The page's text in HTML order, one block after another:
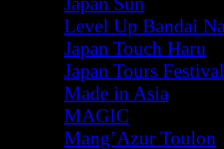
Level Up Bandai
Japan Touch Haru
Japan Tours Festival
Made in Asia
MAGIC
Mang’Azur Toulon